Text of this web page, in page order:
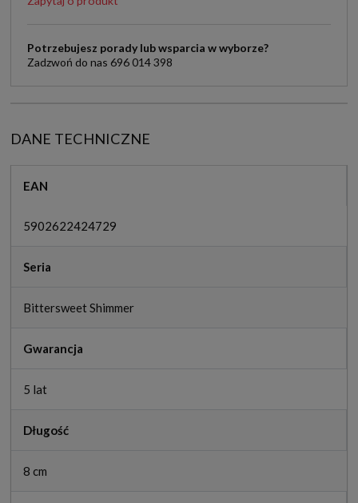
Potrzebujesz porady lub wsparcia w wyborze?
Zadzwoń do nas 696 014 398
DANE TECHNICZNE
EAN
5902622424729
Seria
Bittersweet Shimmer
Gwarancja
5 lat
Długość
8 cm